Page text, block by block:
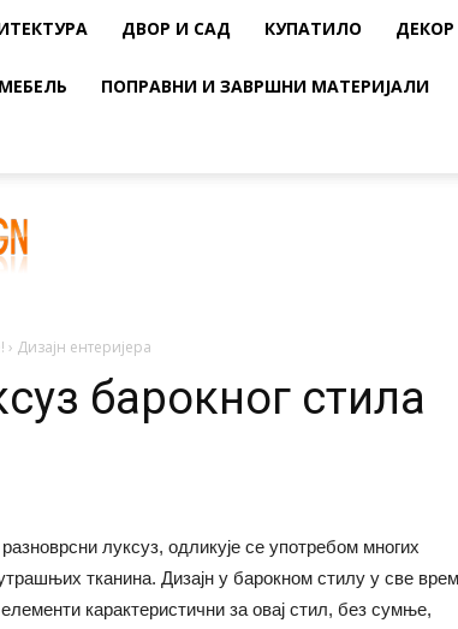
ДВОР И САД КУПАТИЛО ДЕКОР
МЕБЕЛЬ ПОПРАВНИ И ЗАВРШНИ МАТЕРИЈАЛИ
› Дизајн ентеријера
барокног стила
луксуз, одликује се употребом многих
тканина. Дизајн у барокном стилу у све
карактеристични за овај стил, без сумње,